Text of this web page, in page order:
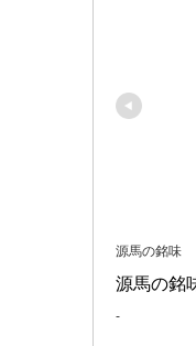
源馬の銘味
源馬の銘
-